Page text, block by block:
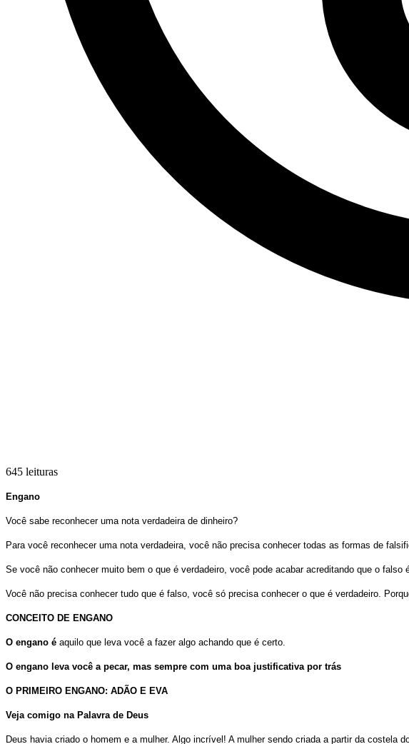
645 leituras
Engano
Você sabe reconhecer uma nota verdadeira de dinheiro?
Para você reconhecer uma nota verdadeira, você não precisa conhecer todas as formas de
Se você não conhecer muito bem o que é verdadeiro, você pode acabar acreditando que o falso
Você não precisa conhecer tudo que é falso, você só precisa conhecer o que é verdadeiro.
CONCEITO DE ENGANO
O engano é aquilo que leva você a fazer algo achando que é certo.
O engano leva você a pecar, mas sempre com uma boa justificativa por trás
O PRIMEIRO ENGANO: ADÃO E EVA
Veja comigo na Palavra de Deus
Deus havia criado o homem e a mulher. Algo incrível! A mulher sendo criada a partir da costela